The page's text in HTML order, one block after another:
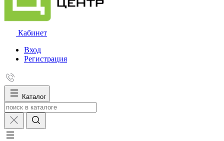
Кабинет
Вход
Регистрация
Каталог